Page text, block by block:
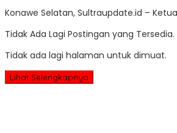
Konawe Selatan, Sultraupdate.id –
Tidak Ada Lagi Postingan yang Tersedia.
Tidak ada lagi halaman untuk dimuat.
Lihat Selengkapnya